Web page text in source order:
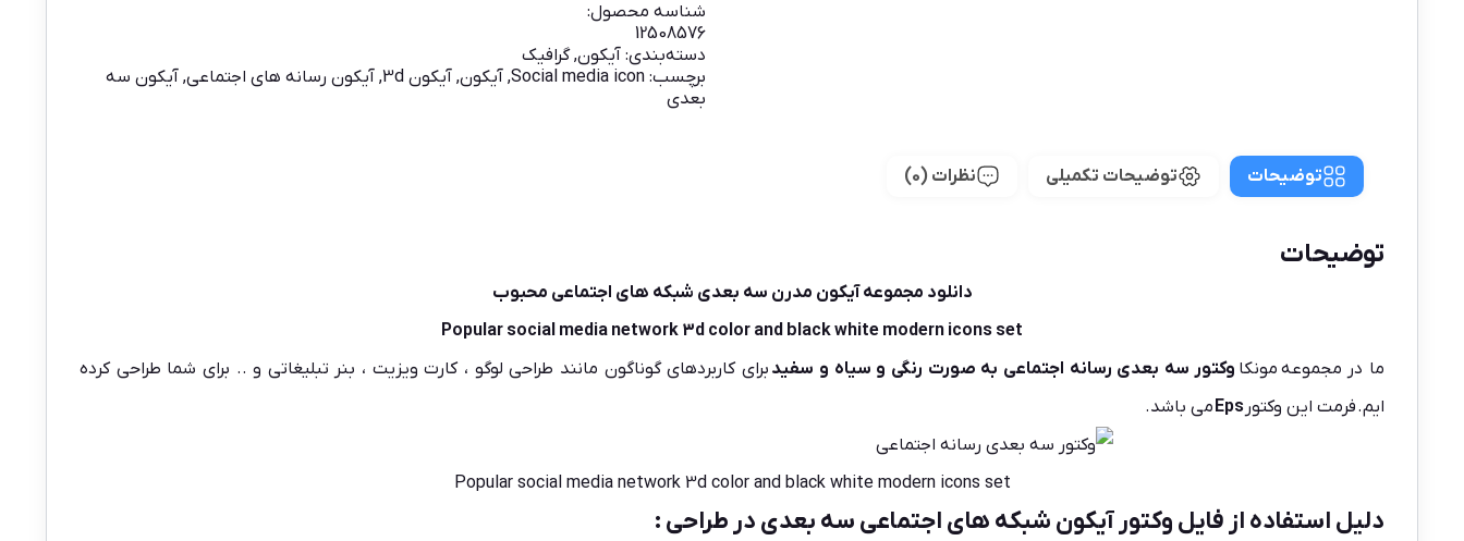
شناسه محصول:
12508576
دسته‌بندی: آیکون,گرافیک
برچسب: Social media icon
, آیکون, آیکون 3d , آیکون رسانه های اجتماعی, آیکون سه
بعدی
توضیحات توضیحات تکمیلی نظرات (0)
توضیحات
دانلود مجموعه آیکون مدرن سه بعدی شبکه های اجتماعی محبوب
Popular social media network 3d color and black white modern icons set
ما در مجموعه مونکا وکتور سه بعدی رسانه اجتماعی به صورت رنگی و سیاه و سفید برای کاربردهای گوناگون مانند طراحی لوگو ، کارت ویزیت ، بنر تبلیغاتی و .. برای شما طراحی کرده
ایم. فرمت این وکتور Epsمی باشد.
Popular social media network 3d color and black white modern icons set
دلیل استفاده از فایل وکتور آیکون شبکه های اجتماعی سه بعدی در طراحی :